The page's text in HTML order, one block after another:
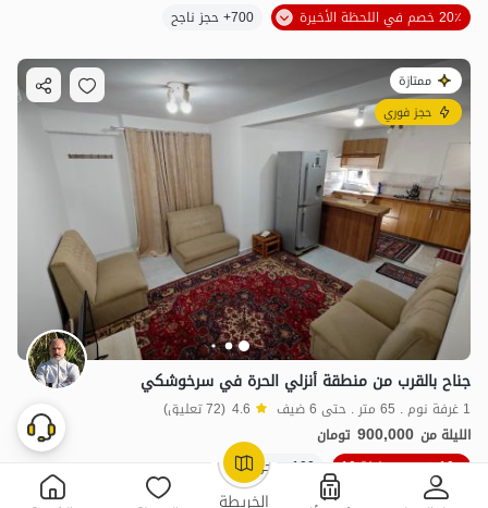
الخريطة OpenStreetMap
20٪ خصم في اللحظة الأخيرة
700+ حجز ناجح
ممتازة
حجز فوري
جناح بالقرب من منطقة أنزلي الحرة في سرخوشكي
1 غرفة نوم . 65 متر . حتى 6 ضيف 4.6 (72 تعليق)
الليلة من 900,000 تومان
10٪ خصم من ليلة 10
100+ حجز ناجح